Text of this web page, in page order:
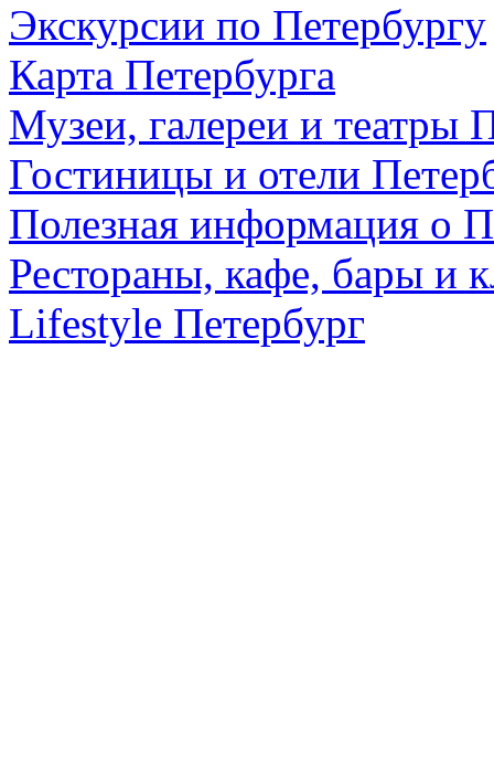
Экскурсии по Петербургу
Карта Петербурга
Музеи, галереи и театры
Гостиницы и отели
Полезная информация о
Рестораны, кафе, бары и
Lifestyle Петербург